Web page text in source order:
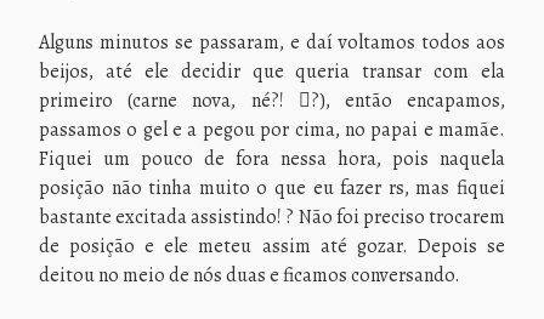
Alguns minutos se passaram, e daí voltamos todos aos
beijos, até ele decidir que queria transar com ela
primeiro (carne nova, né?! ?), então encapamos,
passamos o gel e a pegou por cima, no papai e mamãe.
Fiquei um pouco de fora nessa hora, pois naquela
posição não tinha muito o que eu fazer rs, mas fiquei
bastante excitada assistindo! ? Não foi preciso trocarem
de posição e ele meteu assim até gozar. Depois se
deitou no meio de nós duas e ficamos conversando.